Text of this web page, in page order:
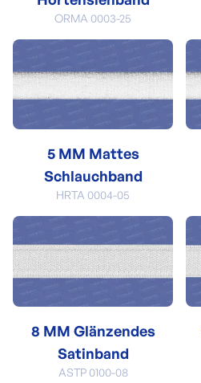
ORMA 0003-25
5 MM Mattes
Schlauchband
HRTA 0004-05
8 MM Glänzendes
Satinband
ASTP 0100-08